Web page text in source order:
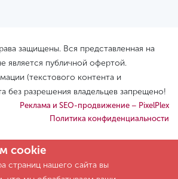
защищены. Вся представленная на
является публичной офертой.
(текстового контента и
без разрешения владельцев запрещено!
Реклама и SEO-продвижение – PixelPlex
Политика конфиденциальности
cookie
страниц нашего сайта вы